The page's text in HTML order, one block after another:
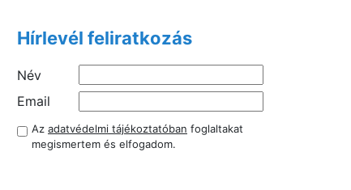
Hírlevél feliratkozás
Név
Email
Az adatvédelmi tájékoztatóban foglaltakat
megismertem és elfogadom.